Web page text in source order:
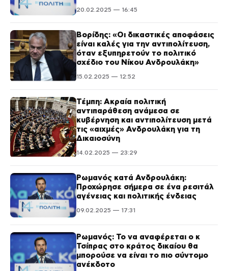
20.02.2025 — 16:45
Βορίδης: «Οι δικαστικές αποφάσεις
είναι καλές για την αντιπολίτευση,
όταν εξυπηρετούν το πολιτικό
σχέδιο του Νίκου Ανδρουλάκη»
15.02.2025 — 12:52
Τέμπη: Ακραία πολιτική
αντιπαράθεση ανάμεσα σε
κυβέρνηση και αντιπολίτευση μετά
τις «αιχμές» Ανδρουλάκη για τη
Δικαιοσύνη
14.02.2025 — 23:29
Ρωμανός κατά Ανδρουλάκη:
Προχώρησε σήμερα σε ένα ρεσιτάλ
αγένειας και πολιτικής ένδειας
09.02.2025 — 17:31
Ρωμανός: Το να αναφέρεται ο κ
Τσίπρας στο κράτος δικαίου θα
μπορούσε να είναι το πιο σύντομο
ανέκδοτο